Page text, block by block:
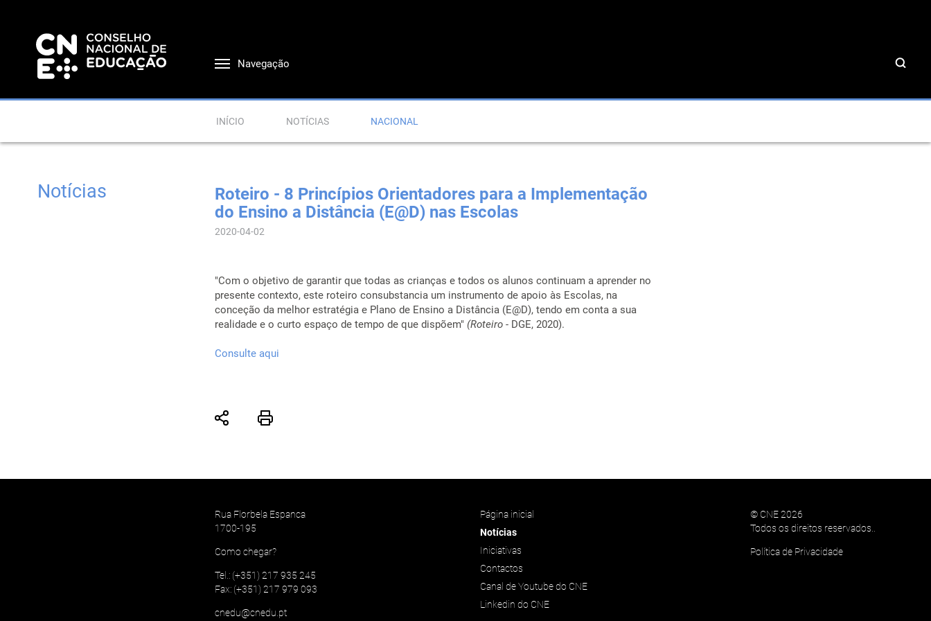
Navegação
INÍCIO NOTÍCIAS NACIONAL
Notícias
Roteiro - 8 Princípios Orientadores para a Implementação
do Ensino a Distância (E@D) nas Escolas
2020-04-02
"Com o objetivo de garantir que todas as crianças e todos os alunos continuam a aprender no
presente contexto, este roteiro consubstancia um instrumento de apoio às Escolas, na
conceção da melhor estratégia e Plano de Ensino a Distância (E@D), tendo em conta a sua
realidade e o curto espaço de tempo de que dispõem" (Roteiro - DGE, 2020).
Consulte aqui
Rua Florbela Espanca
1700-195
Como chegar?
Tel.: (+351) 217 935 245
Fax: (+351) 217 979 093
cnedu@cnedu.pt
Página inicial
Notícias
Iniciativas
Contactos
Canal de Youtube do CNE
Linkedin do CNE
© CNE 2026
Todos os direitos reservados..
Política de Privacidade